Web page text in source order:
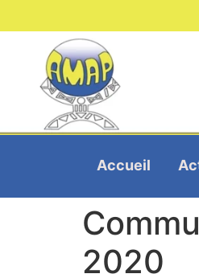
Accueil
2020